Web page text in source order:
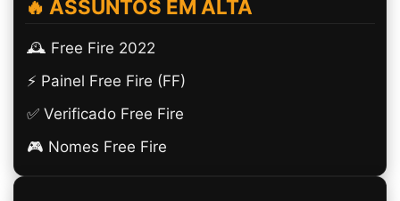
🔥 ASSUNTOS EM ALTA
🕰️ Free Fire 2022
⚡ Painel Free Fire (FF)
✅ Verificado Free Fire
🎮 Nomes Free Fire